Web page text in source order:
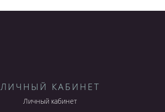
ЛИЧНЫЙ КАБИНЕТ
Личный кабинет